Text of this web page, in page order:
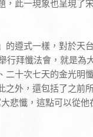
此一現象也呈現了
遵式一樣，對於天
行拜懺法會，就是為
十次七天的金光明
外，還包括了之前
悲懺，這點可以從